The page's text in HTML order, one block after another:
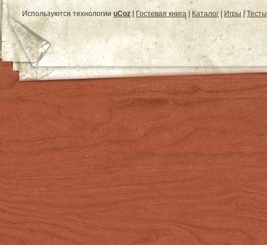
Используются технологии uCoz | Гостевая книга | Каталог | Игры |Тесты